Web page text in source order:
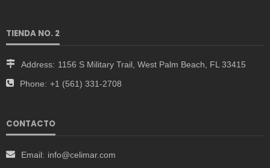
TIENDA NO. 2
Address: 1156 S Military Trail, West Palm Beach, FL 33415
Phone: +1 (561) 331-2708
CONTACTO
Email: info@celimar.com